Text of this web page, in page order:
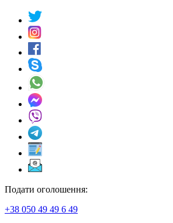
Подати оголошення:
+38 050 49 49 6 49